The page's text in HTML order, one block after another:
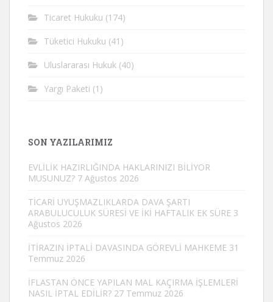
Ticaret Hukuku (174)
Tüketici Hukuku (41)
Uluslararası Hukuk (40)
Yargı Paketi (1)
SON YAZILARIMIZ
EVLİLİK HAZIRLIĞINDA HAKLARINIZI BİLİYOR
MUSUNUZ? 7 Ağustos 2026
TİCARİ UYUŞMAZLIKLARDA DAVA ŞARTI
ARABULUCULUK SÜRESİ VE İKİ HAFTALIK EK SÜRE 3
Ağustos 2026
İTİRAZIN İPTALİ DAVASINDA GÖREVLİ MAHKEME 31
Temmuz 2026
İFLASTAN ÖNCE YAPILAN MAL KAÇIRMA İŞLEMLERİ
NASIL İPTAL EDİLİR? 27 Temmuz 2026